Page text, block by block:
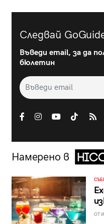
Следвай
Въведи email, за да
бюлетин
Намерено в
ОТ